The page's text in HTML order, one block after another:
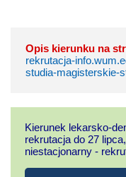
Opis kierunku na
rekrutacja-
studia-magisterskie-
Kierunek lekarsko-
rekrutacja do 27
niestacjonarny -